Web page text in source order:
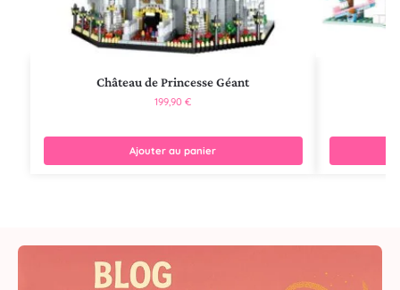
Château de Princesse Géant
199,90€
Ajouter au panier